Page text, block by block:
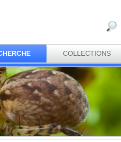
COLLECTIONS